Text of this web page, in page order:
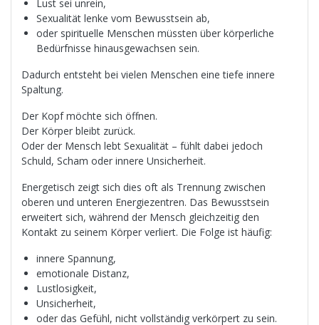
Lust sei unrein,
Sexualität lenke vom Bewusstsein ab,
oder spirituelle Menschen müssten über körperliche
Bedürfnisse hinausgewachsen sein.
Dadurch entsteht bei vielen Menschen eine tiefe innere
Spaltung.
Der Kopf möchte sich öffnen.
Der Körper bleibt zurück.
Oder der Mensch lebt Sexualität – fühlt dabei jedoch
Schuld, Scham oder innere Unsicherheit.
Energetisch zeigt sich dies oft als Trennung zwischen
oberen und unteren Energiezentren. Das Bewusstsein
erweitert sich, während der Mensch gleichzeitig den
Kontakt zu seinem Körper verliert. Die Folge ist häufig:
innere Spannung,
emotionale Distanz,
Lustlosigkeit,
Unsicherheit,
oder das Gefühl, nicht vollständig verkörpert zu sein.